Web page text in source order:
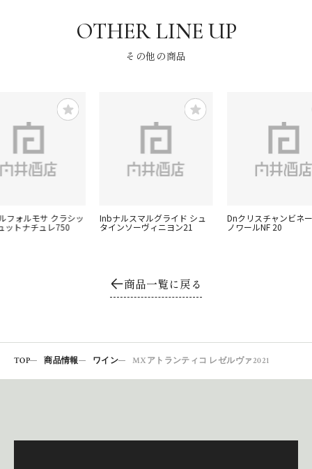
その他の商品
フォルモサ クラシッ
ットナチュレ750
Inbナルスマルグライド シュ
タインソーヴィニヨン21
Dnクリスチャンビネ
ノワールNF 20
商品一覧に戻る
TOP 商品情報 ワイン MXアトランティコ レゼルヴァ2021